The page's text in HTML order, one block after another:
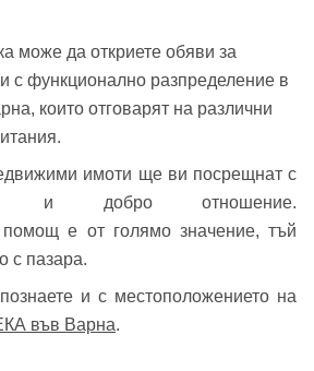
Вход
използвай профил
Вход с Google
Вход с Facebook
може да откриете обяви за
с функционално разпределение в
които отговарят на различни
имоти ще ви посрещнат с
и добро отношение.
е от голямо значение, тъй
с пазара.
и с местоположението на
във Варна.
Заяви оглед